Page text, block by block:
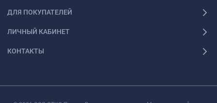
ДЛЯ ПОКУПАТЕЛЕЙ
ЛИЧНЫЙ КАБИНЕТ
КОНТАКТЫ